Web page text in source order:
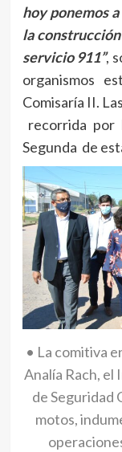
hoy ponemos
la
servicio 911”,
organismos
Comisaría II.
recorrida por
Segunda de
• La comitiva
Analía Rach, el
de Seguridad
motos,